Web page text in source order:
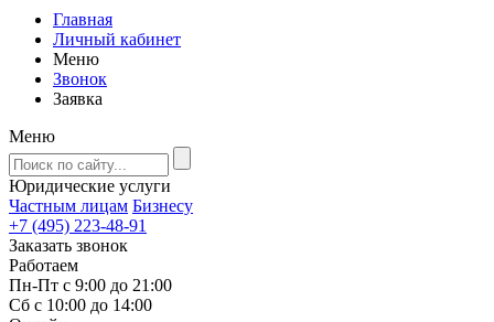
Главная
Личный кабинет
Меню
Звонок
Заявка
Меню
Юридические услуги
Частным лицам Бизнесу
+7 (495) 223-48-91
Заказать звонок
Работаем
Пн-Пт с 9:00 до 21:00
Сб с 10:00 до 14:00